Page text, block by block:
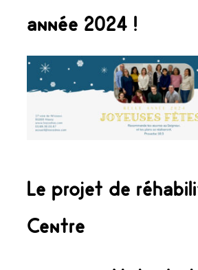
année 2024 !
Le projet de
Centre